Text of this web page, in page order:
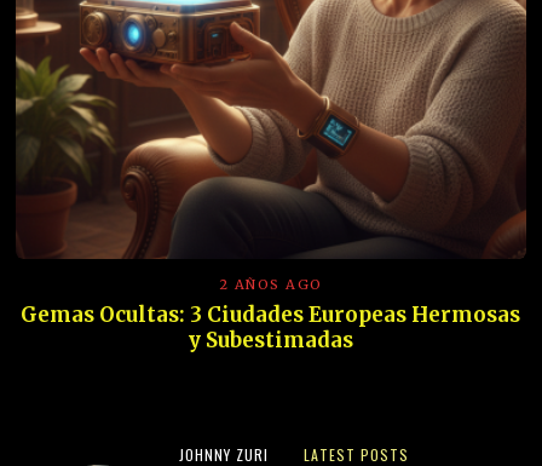
2 AÑOS AGO
Gemas Ocultas: 3 Ciudades Europeas Hermosas
y Subestimadas
JOHNNY ZURI LATEST POSTS